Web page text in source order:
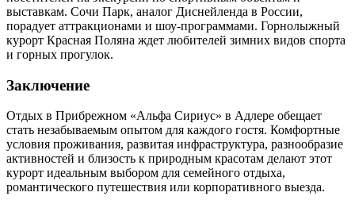
выставкам. Сочи Парк, аналог Диснейленда в России,
порадует аттракционами и шоу-программами. Горнолыжный
курорт Красная Поляна ждет любителей зимних видов спорта
и горных прогулок.
Заключение
Отдых в Прибрежном «Альфа Сириус» в Адлере обещает
стать незабываемым опытом для каждого гостя. Комфортные
условия проживания, развитая инфраструктура, разнообразие
активностей и близость к природным красотам делают этот
курорт идеальным выбором для семейного отдыха,
романтического путешествия или корпоративного выезда.